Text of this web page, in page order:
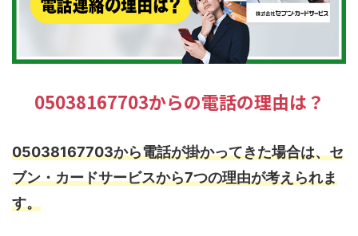
05038167703からの電話の理由は？
05038167703から電話が掛かってきた場合は、セ
ブン・カードサービスから7つの理由が考えられま
す。